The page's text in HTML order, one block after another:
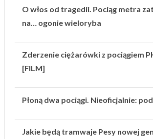
O włos od tragedii. Pociąg metra
na… ogonie wieloryba
Zderzenie ciężarówki z pociągiem
[FILM]
Płoną dwa pociągi. Nieoficjalnie:
Jakie będą tramwaje Pesy nowej